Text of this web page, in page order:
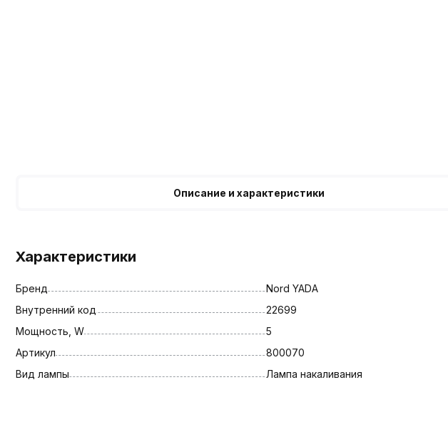
Описание и характеристики
Характеристики
Бренд
Nord YADA
Внутренний код
22699
Мощность, W
5
Артикул
800070
Вид лампы
Лампа накаливания